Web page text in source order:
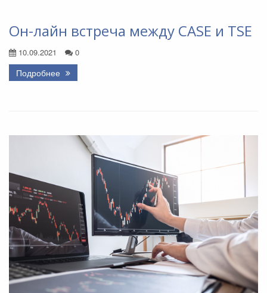
Он-лайн встреча между CASE и TSE
10.09.2021 0
Подробнее